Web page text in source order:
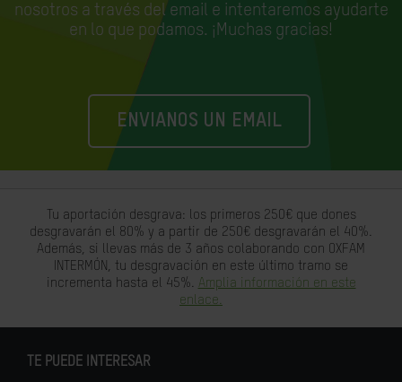
nosotros a través del email e intentaremos ayudarte
en lo que podamos. ¡Muchas gracias!
ENVIANOS UN EMAIL
Tu aportación desgrava: los primeros 250€ que dones
desgravarán el 80% y a partir de 250€ desgravarán el 40%.
Además, si llevas más de 3 años colaborando con OXFAM
INTERMÓN, tu desgravación en este último tramo se
incrementa hasta el 45%. Amplia información en este
enlace.
TE PUEDE INTERESAR